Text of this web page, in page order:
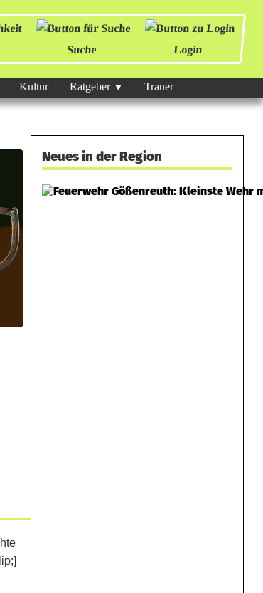
Suche Login
Kultur Ratgeber Trauer
Neues in der Region